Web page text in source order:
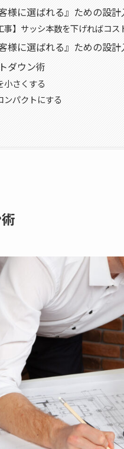
様に選ばれる』ための設
事】サッシ本数を下げればコス
様に選ばれる』ための設
ダウン術
小さくする
ンパクトにする